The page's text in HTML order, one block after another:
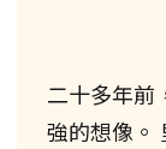
二十多年前
強的想像。